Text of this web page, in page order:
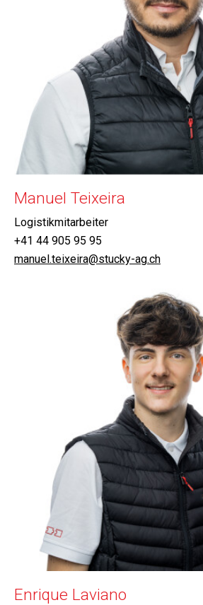
Manuel Teixeira
Logistikmitarbeiter
+41 44 905 95 95
manuel.teixeira@stucky-ag.ch
Enrique Laviano